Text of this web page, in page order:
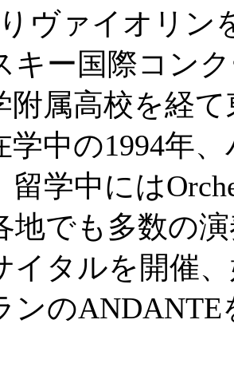
ヴァイオリン
キー国際コン
附属高校を経
中の1994年
留学中には
地でも多数の
イタルを開催
ンの